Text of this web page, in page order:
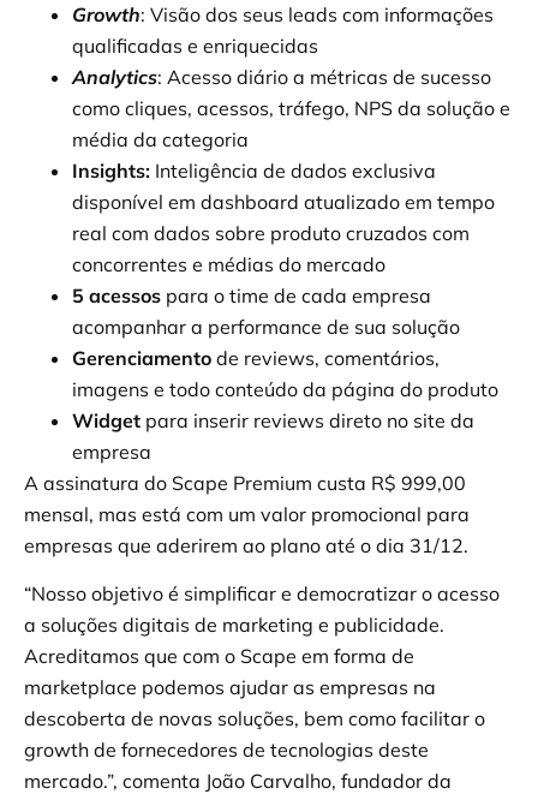
Growth: Visão dos seus leads com informações
qualificadas e enriquecidas
Analytics: Acesso diário a métricas de sucesso
como cliques, acessos, tráfego, NPS da solução e
média da categoria
Insights: Inteligência de dados exclusiva
disponível em dashboard atualizado em tempo
real com dados sobre produto cruzados com
concorrentes e médias do mercado
5 acessos para o time de cada empresa
acompanhar a performance de sua solução
Gerenciamento de reviews, comentários,
imagens e todo conteúdo da página do produto
Widget para inserir reviews direto no site da
empresa
A assinatura do Scape Premium custa R$ 999,00
mensal, mas está com um valor promocional para
empresas que aderirem ao plano até o dia 31/12.
“Nosso objetivo é simplificar e democratizar o acesso
a soluções digitais de marketing e publicidade.
Acreditamos que com o Scape em forma de
marketplace podemos ajudar as empresas na
descoberta de novas soluções, bem como facilitar o
growth de fornecedores de tecnologias deste
mercado.”, comenta João Carvalho, fundador da